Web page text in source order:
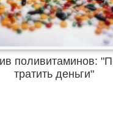
поливитаминов:
тратить деньги"